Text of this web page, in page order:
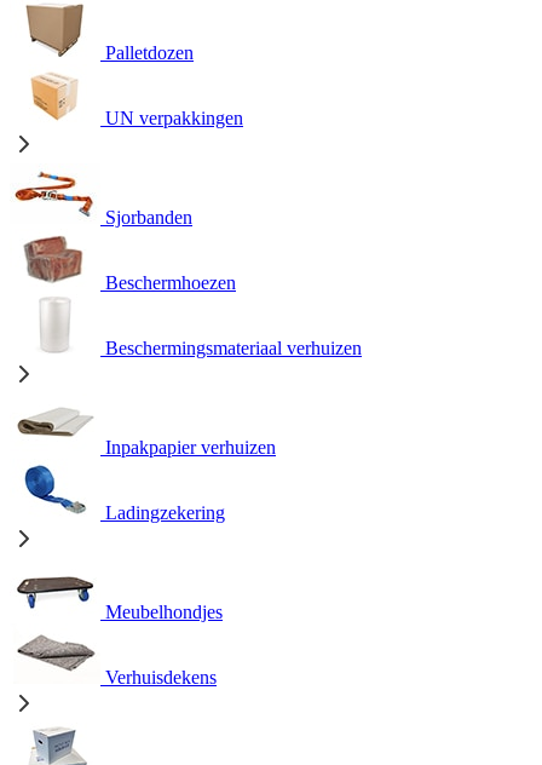
Palletdozen
UN verpakkingen
Sjorbanden
Beschermhoezen
Beschermingsmateriaal verhuizen
Inpakpapier verhuizen
Ladingzekering
Meubelhondjes
Verhuisdekens